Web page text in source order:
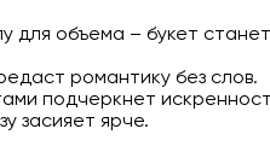
объема – букет станет
романтику без слов.
подчеркнет
засияет ярче.